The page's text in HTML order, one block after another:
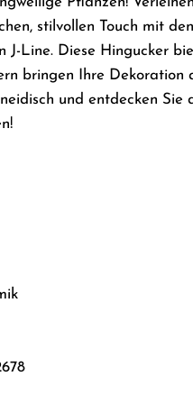
.
stilvollen Touch mit
J-Line. Diese Hingucker
bringen Ihre Dekoration
und entdecken Sie